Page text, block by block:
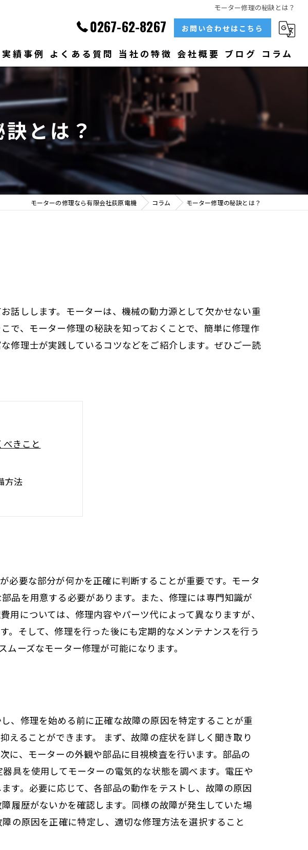
モーター修理の秘訣とは？
0267-62-8267 お問い合わせはこちら
実績事例 よくある質問 当社の特徴
ベアリング
大型
メンテナンス
販売
会社概要 ブログ コラム
とは？
モーターの修理なら有限会社荻原電機 コラム モーター修理の秘訣とは？
話しします。モーターは、機械の動力源として欠かせない重
で、モーター修理の秘訣を知っておくことで、簡単に修理作
修理士が実践しているコツなどをご紹介します。ぜひご一読
きこと
方法
必要な部分が何かを正確に判断することが重要です。モータ
品を用意する必要があります。また、修理には専門知識が
については、修理内容やパーツ代によって異なりますが、
。そして、修理を行った後にも定期的なメンテナンスを行う
ーズなモーター修理が可能になります。
、修理を始める前に正確な故障の原因を特定することが重
えることができます。 まず、故障の症状を詳しく聞き取り
に、モーターの外観や部品に目視検査を行います。部品の
具を使用してモーターの電気的な状態を調べます。電圧や
す。必要に応じて、各部品の動作をテストし、故障の原因
履歴がないかを確認します。同様の故障が発生していた場
の原因を正確に特定し、適切な修理方法を選択すること